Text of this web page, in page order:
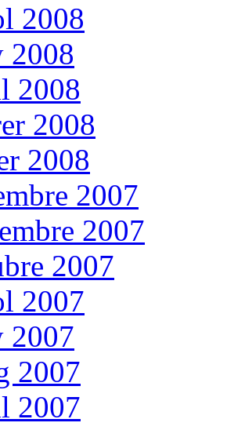
2008
2008
2008
2008
2008
2007
2007
2007
2007
2007
2007
2007